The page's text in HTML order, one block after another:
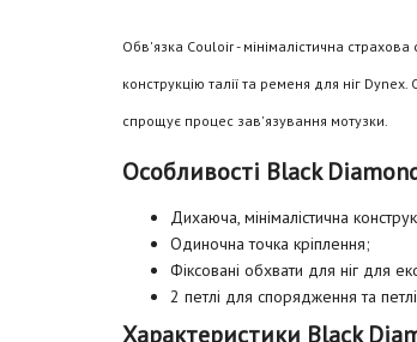
Обв'язка Couloir - мінімалістична
конструкцію талії та ременя для ніг
спрощує процес зав'язування мотузки.
Особливості Black
Дихаюча, мінімалістична
Одиночна точка кріплення;
Фіксовані обхвати для ніг для
2 петлі для спорядження та
Характеристики Black